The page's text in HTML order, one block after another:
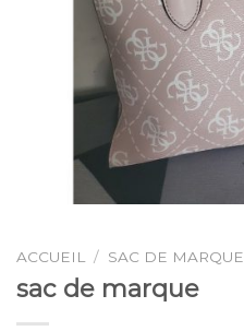
ACCUEIL / SAC DE MARQUE
sac de marque